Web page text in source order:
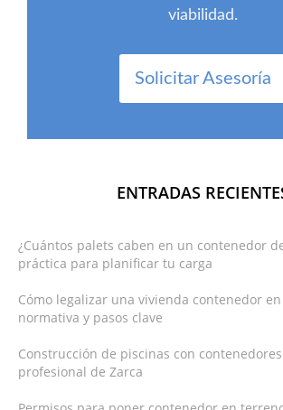
viabilidad.
Solicitar Asesoría
ENTRADAS
¿Cuántos palets caben en un contenedor
práctica para planificar tu carga
Cómo legalizar una vivienda contenedor en
normativa y pasos clave
Construcción de piscinas con
profesional de Zarca